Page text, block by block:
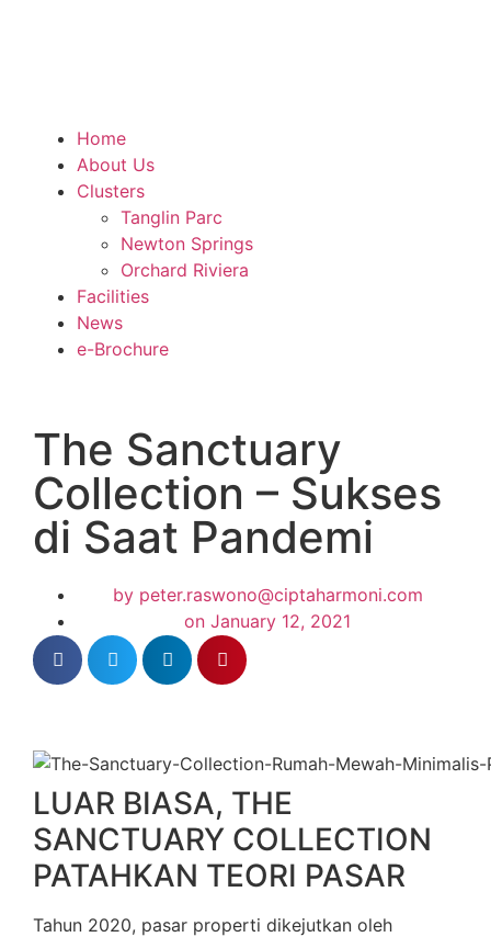
Home
About Us
Clusters
Tanglin Parc
Newton Springs
Orchard Riviera
Facilities
News
e-Brochure
The Sanctuary
Collection – Sukses
di Saat Pandemi
bypeter.raswono@ciptaharmoni.com
on January 12, 2021
LUAR BIASA, THE
SANCTUARY COLLECTION
PATAHKAN TEORI PASAR
Tahun 2020, pasar properti dikejutkan oleh